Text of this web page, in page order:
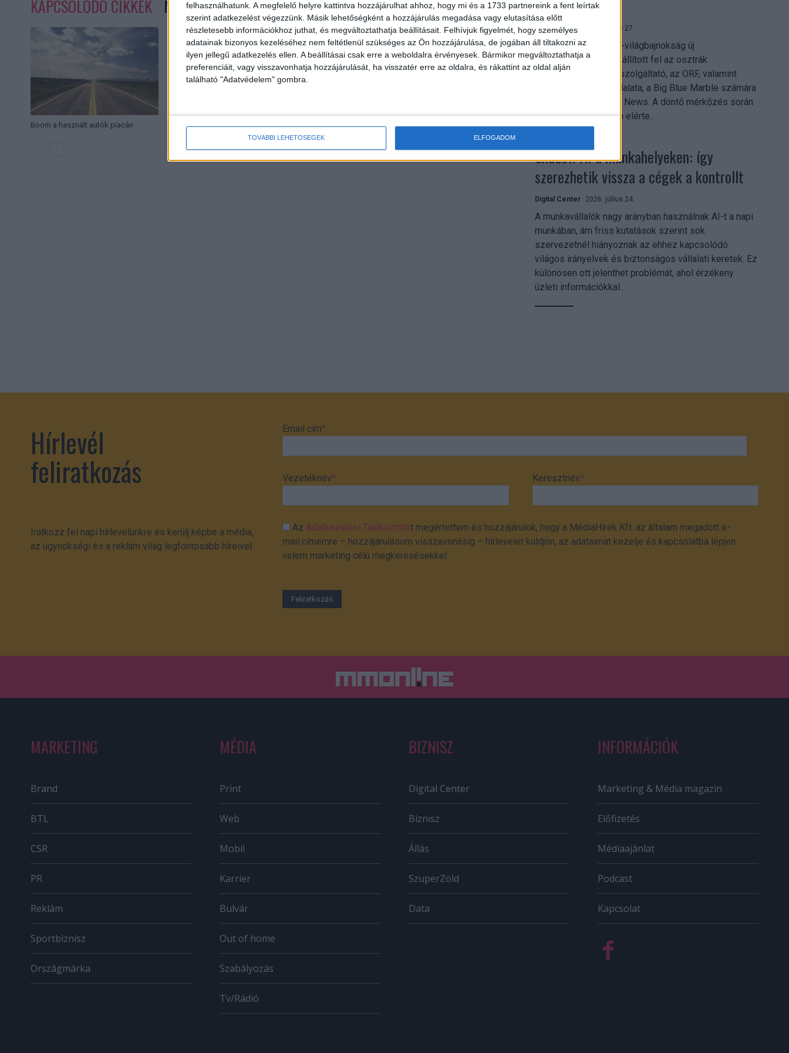
felhasználhatunk. A megfelelő helyre kattintva hozzájárulhat ahhoz, hogy mi és a 1733 partnereink a fent leírtak
szerint adatkezelést végezzünk. Másik lehetőségként a hozzájárulás megadása vagy elutasítása előtt
részletesebb információkhoz juthat, és megváltoztathatja beállításait. Felhívjuk figyelmét, hogy személyes
adatainak bizonyos kezeléséhez nem feltétlenül szükséges az Ön hozzájárulása, de jogában áll tiltakozni az
ilyen jellegű adatkezelés ellen. A beállításai csak erre a weboldalra érvényesek. Bármikor megváltoztathatja a
preferenciáit, vagy visszavonhatja hozzájárulását, ha visszatér erre az oldalra, és rákattint az oldal alján
található "Adatvédelem" gombra.
TOVÁBBI LEHETŐSÉGEK ELFOGADOM
KAPCSOLÓDÓ CIKKEK MORE FROM AUTHOR
Boom a használt autók piacán A Sport TV lesz a magyar kézilabda otthona Vakáció újratöltve
mindent vitt
Digital Center 2026. július 27.
A 2026-os labdarúgó-világbajnokság új
streamingrekordokat állított fel az osztrák
közszolgálati műsorszolgáltató, az ORF, valamint
technológiai leányvállalata, a Big Blue Marble számára
– írja a Broadband TV News. A döntő mérkőzés során
az átlagos nézőszám elérte...
Shadow AI a munkahelyeken: így
szerezhetik vissza a cégek a kontrollt
Digital Center 2026. július 24.
A munkavállalók nagy arányban használnak AI-t a napi
munkában, ám friss kutatások szerint sok
szervezetnél hiányoznak az ehhez kapcsolódó
világos irányelvek és biztonságos vállalati keretek. Ez
különösen ott jelenthet problémát, ahol érzékeny
üzleti információkkal...
Hírlevél
feliratkozás
Iratkozz fel napi hírlevelünkre és kerülj képbe a média,
az ügynökségi és a reklám világ legfontosabb híreivel.
Email cím*
Vezetéknév* Keresztnév*
AzAdatkezelési Tájékoztatót megértettem és hozzájárulok, hogy a MédiaHírek Kft. az általam megadott e-
mail címemre – hozzájárulásom visszavonásig – hírlevelet küldjön, az adataimat kezelje és kapcsolatba lépjen
velem marketing célú megkeresésekkel.
MARKETING
Brand
BTL
CSR
PR
Reklám
Sportbiznisz
Országmárka
MÉDIA
Print
Web
Mobil
Karrier
Bulvár
Out of home
Szabályozás
Tv/Rádió
BIZNISZ
Digital Center
Biznisz
Állás
SzuperZöld
Data
INFORMÁCIÓK
Marketing & Média magazin
Előfizetés
Médiaajánlat
Podcast
Kapcsolat